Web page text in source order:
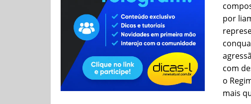
por
com
o
mais